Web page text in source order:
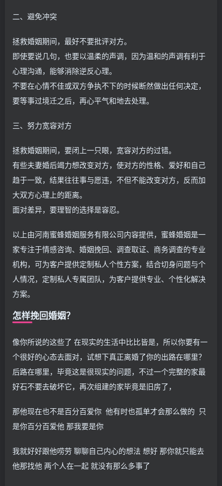
二、避免冲突
拯救婚姻期间，最好不要批评对方。
即使要说几句，也要以温柔的声调，因为温和的声调有利于
心理沟通，能够消除逆反心理。
不要在心情不佳或双方争执不下的时候断然做出任何决定，
要等事过境迁之后，再心平气和地去处理。
三、努力宽容对方
拯救婚姻期间，要闭上一只眼，宽容对方的过错。
有些夫妻婚后竭力想改变对方，使对方的性格、爱好和自己
趋于一致，结果往往事与愿违，不但不能改变对方，反而加
大双方心理上的距离。
面对差异，要理智的选择是容忍。
以上由河南蜜蜂婚姻服务有限公司内容提供，蜜蜂婚姻是一
家专注于情感咨询、婚姻挽回、调查取证、商务调查的专业
机构，可为客户提供定制私人个性方案，结合切身问题与个
人情况，定制私人专属团队，为客户提供专业、个性化解决
方案。
怎样挽回婚姻？
像你所说的这些了 在现实的生活中比比皆是，所以你要有一
个很好的心态去面对，试想下真正离婚了你的出路在哪里？
后路在哪里，毕竟这是很现实的问题，不过一个完整的家最
好石不要去破坏它，再次组建的家毕竟是旧房了，
那他现在也不是百分百爱你 他有时也孤单才会那么做的 只
是你百分百爱他 那我要是你
我就好好跟他唠劳 聊聊自己内心的想法 想好 那你就只能去
他那找他 两个人在一起 就没有那么多事了